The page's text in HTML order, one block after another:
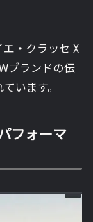
・クラッセ X
ブランドの伝
います。
フォーマ